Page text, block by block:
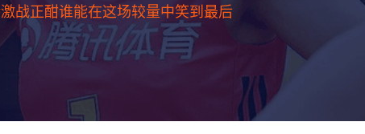
战正酣谁能在这场较量中笑到最后